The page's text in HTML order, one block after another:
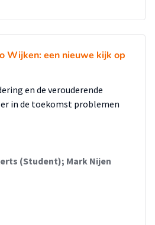
Wijken: een nieuwe kijk op
en de verouderende
in de toekomst problemen
(Student); Mark Nijen